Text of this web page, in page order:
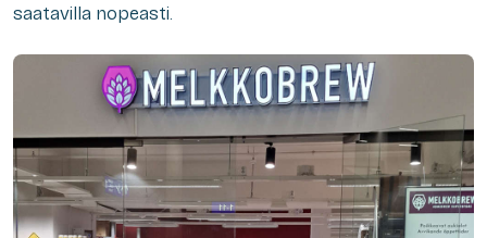
saatavilla nopeasti.